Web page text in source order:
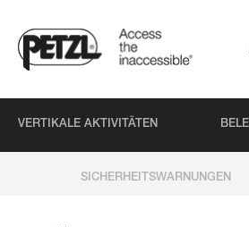
VERTIKALE AKTIVITÄTEN
SICHERHEITSWARNUNGEN